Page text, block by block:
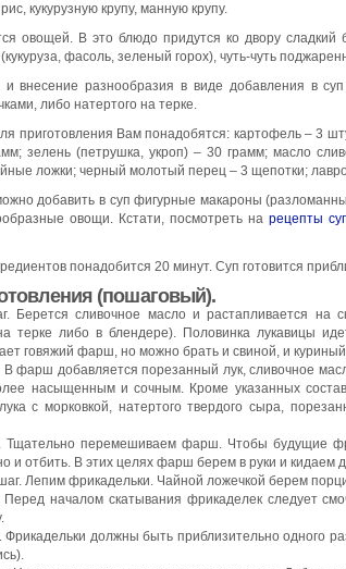
кукурузную крупу, манную крупу.
овощей. В это блюдо придутся ко двору сладкий
фасоль, зеленый горох), чуть-чуть
и внесение разнообразия в виде добавления в
либо натертого на терке.
приготовления Вам понадобятся: картофель – 3
зелень (петрушка, укроп) – 30 грамм; масло
ложки; черный молотый перец – 3 щепотки;
добавить в суп фигурные макароны
овощи. Кстати, посмотреть на рецепты
понадобится 20 минут. Суп готовится
(пошаговый).
Берется сливочное масло и растапливается на
терке либо в блендере). Половинка лукавицы
говяжий фарш, но можно брать и свиной, и
В фарш добавляется порезанный лук, сливочное
насыщенным и сочным. Кроме указанных
с морковкой, натертого твердого сыра,
Тщательно перемешиваем фарш. Чтобы будущие
и отбить. В этих целях фарш берем в руки и кидаем
Лепим фрикадельки. Чайной ложечкой берем
началом скатывания фрикаделек следует
Фрикадельки должны быть приблизительно одного